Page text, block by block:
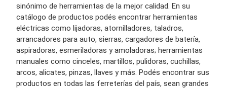
sinónimo de herramientas de la mejor calidad. En su
catálogo de productos podés encontrar herramientas
eléctricas como lijadoras, atornilladores, taladros,
arrancadores para auto, sierras, cargadores de batería,
aspiradoras, esmeriladoras y amoladoras; herramientas
manuales como cinceles, martillos, pulidoras, cuchillas,
arcos, alicates, pinzas, llaves y más. Podés encontrar sus
productos en todas las ferreterías del país, sean grandes